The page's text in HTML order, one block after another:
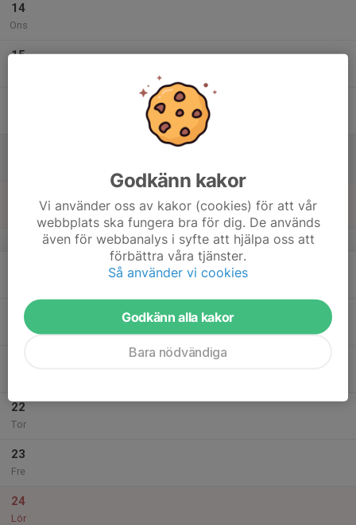
14
Ons
15
v.51
20
22
Tor
23
Fre
24
Lör
Godkänn kakor
Vi använder oss av kakor (cookies) för att vår
webbplats ska fungera bra för dig. De används
även för webbanalys i syfte att hjälpa oss att
förbättra våra tjänster.
Så använder vi cookies
Godkänn alla kakor
Bara nödvändiga